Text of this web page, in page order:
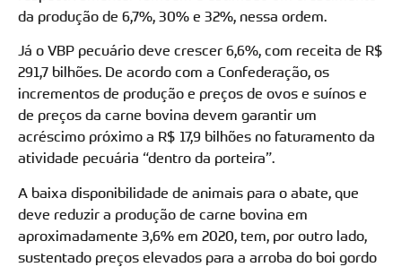
da produção de 6,7%, 30% e 32%, nessa ordem.
Já o VBP pecuário deve crescer 6,6%, com receita de R$
291,7 bilhões. De acordo com a Confederação, os
incrementos de produção e preços de ovos e suínos e
de preços da carne bovina devem garantir um
acréscimo próximo a R$ 17,9 bilhões no faturamento da
atividade pecuária “dentro da porteira”.
A baixa disponibilidade de animais para o abate, que
deve reduzir a produção de carne bovina em
aproximadamente 3,6% em 2020, tem, por outro lado,
sustentado preços elevados para a arroba do boi gordo